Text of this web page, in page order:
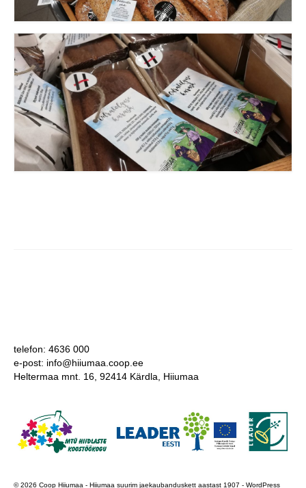
telefon: 4636 000
e-post: info@hiiumaa.coop.ee
Heltermaa mnt. 16, 92414 Kärdla, Hiiumaa
© 2026 Coop Hiiumaa - Hiiumaa suurim jaekaubanduskett aastast 1907 - WordPress